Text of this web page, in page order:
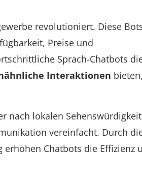
revolutioniert. Diese
Preise und
Sprach-Chatbots
Interaktionen
nach lokalen
vereinfacht. Durch
Chatbots die Effizienz